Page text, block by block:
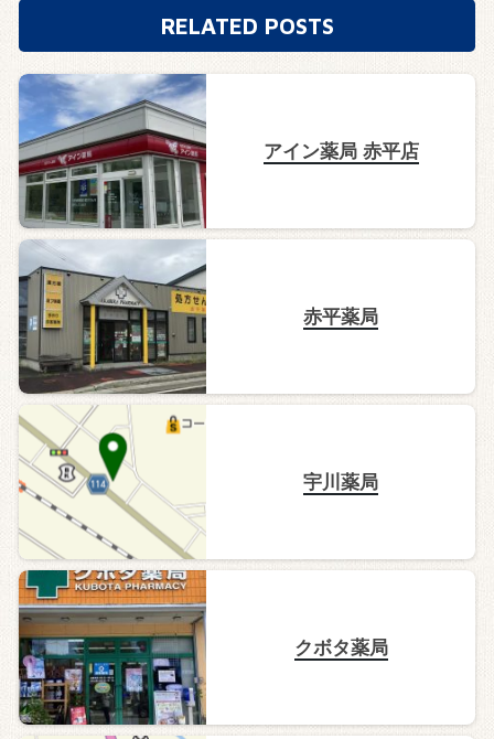
RELATED POSTS
アイン薬局 赤平店
赤平薬局
宇川薬局
クボタ薬局